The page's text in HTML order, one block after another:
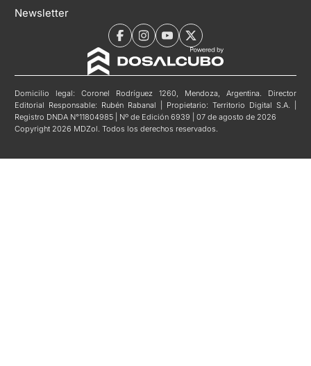
Newsletter
Domicilio legal: Coronel Rodríguez 1260, Mendoza, Argentina. Director
Editorial Responsable: Rubén Rabanal | Propietario: Territorio Digital S.A. |
Registro DNDA N°11804985 | Nº de Edición 6939 | 07 de agosto de 2026
Copyright 2026 MDZol. Todos los derechos reservados.